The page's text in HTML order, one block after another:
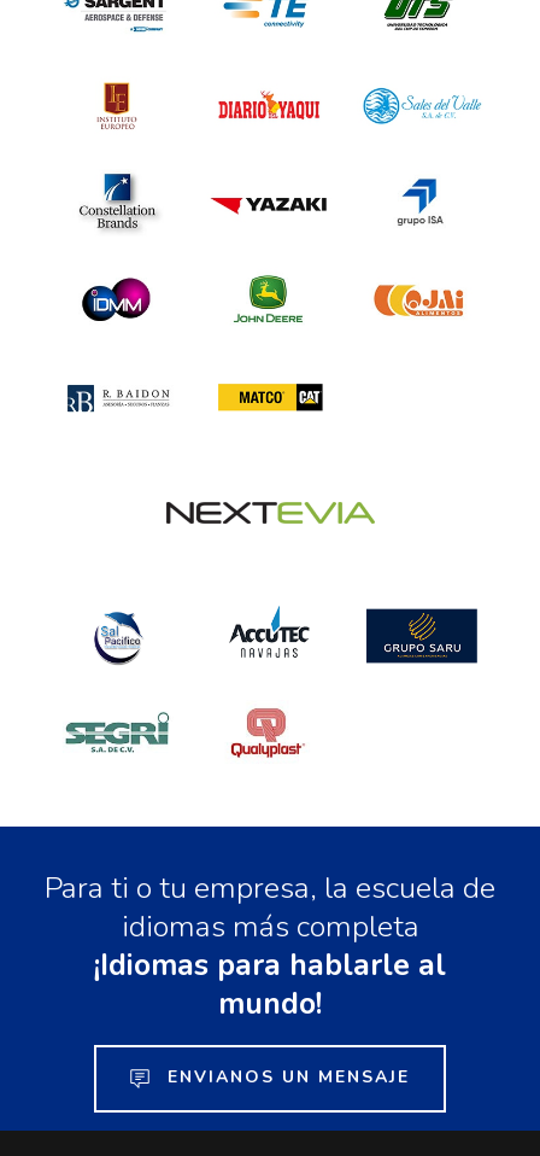
Para ti o tu empresa, la escuela de
idiomas más completa
¡Idiomas para hablarle al
mundo!
ENVIANOS UN MENSAJE